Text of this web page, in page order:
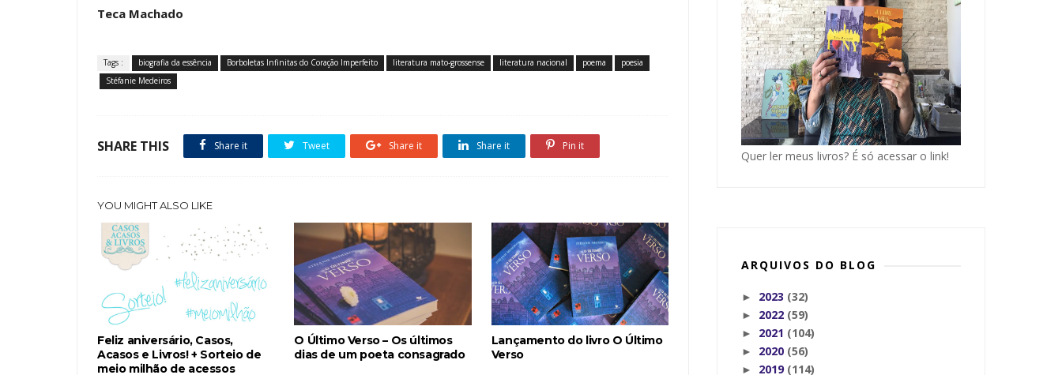
Teca Machado
Tags : biografia da essência Borboletas Infinitas do Coração Imperfeito literatura mato-grossense literatura nacional poema
poesia
Stéfanie Medeiros
SHARE THIS Share it Tweet Share it Share it Pin it
YOU MIGHT ALSO LIKE
Feliz aniversário, Casos,
Acasos e Livros! + Sorteio de
meio milhão de acessos
O Último Verso – Os últimos
dias de um poeta consagrado
Lançamento do livro O Último
Verso
Quer ler meus livros? É só acessar o link!
ARQUIVOS DO BLOG
► 2023 (32)
► 2022 (59)
► 2021 (104)
► 2020 (56)
► 2019 (114)